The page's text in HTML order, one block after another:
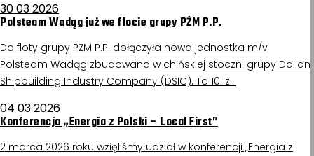
30 03 2026
Polsteam Wadąg już we flocie grupy PŻM P.P.
Do floty grupy PŻM P.P. dołączyła nowa jednostka m/v
Polsteam Wadąg zbudowana w chińskiej stoczni grupy Dalian
Shipbuilding Industry Company (DSIC). To 10. z…
04 03 2026
Konferencja „Energia z Polski – Local First”
2 marca 2026 roku wzięliśmy udział w konferencji „Energia z